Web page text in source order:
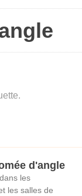
d'angle
les
les salles de